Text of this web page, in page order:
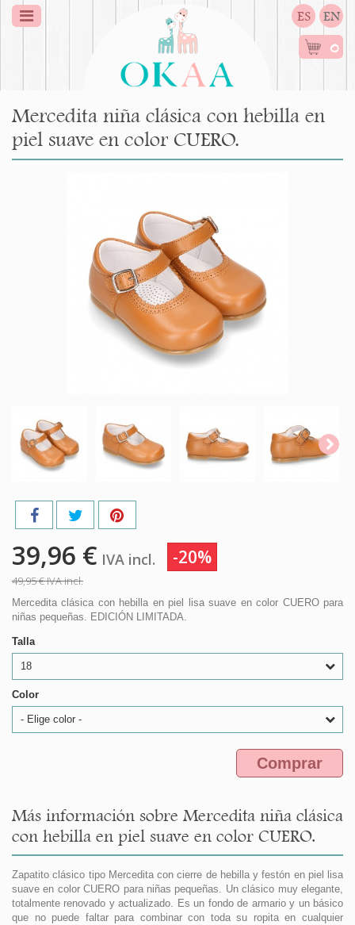
ES EN
0
Mercedita niña clásica con hebilla en
piel suave en color CUERO.
39,96 € IVA incl. -20%
49,95 €IVA incl.
Mercedita clásica con hebilla en piel lisa suave en color CUERO para
niñas pequeñas. EDICIÓN LIMITADA.
Talla
18
Color
- Elige color -
Comprar
Más información sobre Mercedita niña clásica
con hebilla en piel suave en color CUERO.
Zapatito clásico tipo Mercedita con cierre de hebilla y festón en piel lisa
suave en color CUERO para niñas pequeñas. Un clásico muy elegante,
totalmente renovado y actualizado. Es un fondo de armario y un básico
que no puede faltar para combinar con toda su ropita en cualquier